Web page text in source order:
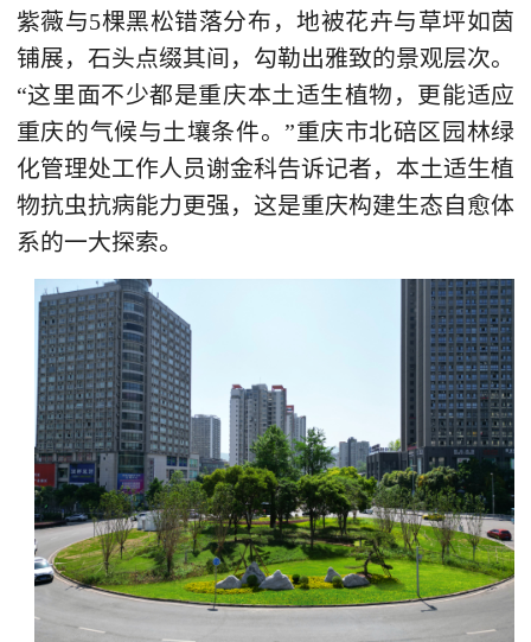
紫薇与5棵黑松错落分布，地被花卉与草坪如茵
铺展，石头点缀其间，勾勒出雅致的景观层次。
“这里面不少都是重庆本土适生植物，更能适应
重庆的气候与土壤条件。”重庆市北碚区园林绿
化管理处工作人员谢金科告诉记者，本土适生植
物抗虫抗病能力更强，这是重庆构建生态自愈体
系的一大探索。